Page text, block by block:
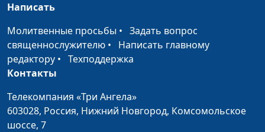
Написать
Молитвенные просьбы • Задать вопрос
священнослужителю • Написать главному
редактору • Техподдержка
Контакты
Телекомпания «Три Ангела»
603028, Россия, Нижний Новгород, Комсомольское
шоссе, 7